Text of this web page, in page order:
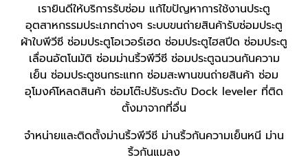
เรายินดีให้บริการรับซ่อม แก้ไขปัญหาการใช้งานประตู
อุตสาหกรรมประเภทต่างๆ ระบบขนถ่ายสินค้ารับซ่อมประตู
ผ้าใบพีวีซี ซ่อมประตูโอเวอร์เฮด ซ่อมประตูไฮสปีด ซ่อมประตู
เลื่อนอัตโนมัติ ซ่อมม่านริ้วพีวีซี ซ่อมประตูฉนวนกันความ
เย็น ซ่อมประตูชนกระแทก ซ่อมสะพานขนถ่ายสินค้า ซ่อม
อุโมงค์โหลดสินค้า ซ่อมโต๊ะปรับระดับ Dock leveler ที่ติด
ตั้งมาจากที่อื่น
จำหน่ายและติดตั้งม่านริ้วพีวีซี ม่านริ้วกันความเย็นหนี ม่าน
ริ้วกันแมลง